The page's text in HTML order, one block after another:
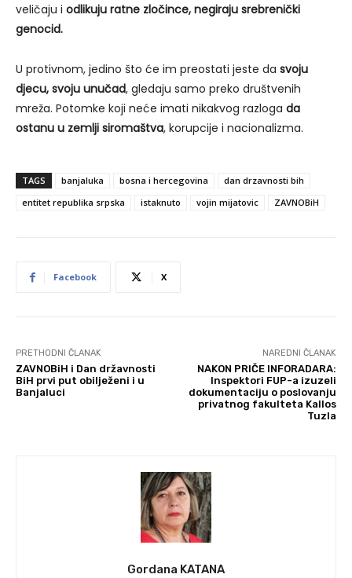
veličaju i odlikuju ratne zločince, negiraju srebrenički
genocid.
U protivnom, jedino što će im preostati jeste da svoju
djecu, svoju unučad, gledaju samo preko društvenih
mreža. Potomke koji neće imati nikakvog razloga da
ostanu u zemlji siromaštva, korupcije i nacionalizma.
TAGS banjaluka bosna i hercegovina
dan drzavnosti bih
entitet republika srpska
istaknuto vojin mijatovic ZAVNOBiH
Facebook X
PRETHODNI ČLANAK
ZAVNOBiH i Dan državnosti
BiH prvi put obilježeni i u
Banjaluci
NAREDNI ČLANAK
NAKON PRIČE INFORADARA:
Inspektori FUP-a izuzeli
dokumentaciju o poslovanju
privatnog fakulteta Kallos
Tuzla
Gordana KATANA